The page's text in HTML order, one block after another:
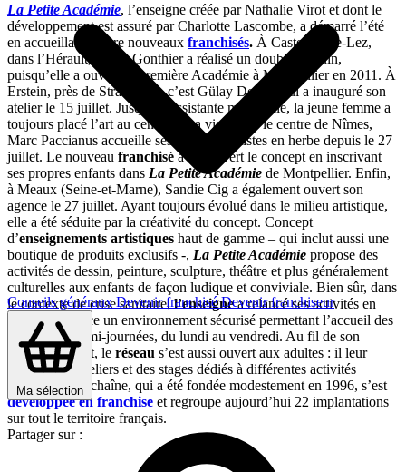
Conseils générauxDevenir franchiséDevenir franchiseur
Ma sélection
La Petite Académie, l’enseigne créée par Nathalie Virot et dont le
développement est assuré par Charlotte Lascombe, a démarré l’été
en accueillant quatre nouveaux franchisés. À Castelnau-le-Lez,
dans l’Hérault, Laura Gonthier a réalisé un doublé fin juin,
puisqu’elle a ouvert sa première Académie à Montpellier en 2011. À
Erstein, près de Strasbourg, c’est Gülay Deveci qui a inauguré son
atelier le 15 juillet. Jusqu’ici assistante maternelle, la jeune femme a
toujours placé l’art au centre de sa vie. Dans le centre de Nîmes,
Marc Paccianus accueille ses premiers artistes en herbe depuis le 27
juillet. Le nouveau franchiséa découvert le concept en inscrivant
ses propres enfants dans La Petite Académie de Montpellier. Enfin,
à Meaux (Seine-et-Marne), Sandie Cig a également ouvert son
agence le 27 juillet. Ayant toujours évolué dans le milieu artistique,
elle a été séduite par la créativité du concept. Concept
d’enseignements artistiques haut de gamme – qui inclut aussi une
boutique de produits exclusifs -, La Petite Académie propose des
activités de dessin, peinture, sculpture, théâtre et plus généralement
culturelles aux enfants de façon ludique et conviviale. Bien sûr, dans
le contexte de crise sanitaire,l’enseignea relancé ses activités en
mettant en place un environnement sécurisé permettant l’accueil des
enfants par demi-journées, du lundi au vendredi. Au fil de son
développement, le réseau s’est aussi ouvert aux adultes : il leur
propose des ateliers et des stages dédiés à différentes activités
artistiques. La chaîne, qui a été fondée modestement en 1996, s’est
développée en franchise et regroupe aujourd’hui 22 implantations
sur tout le territoire français.
Partager sur :